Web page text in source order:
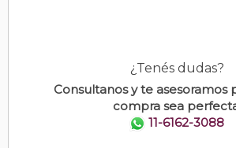
¿Tenés dudas?
Consultanos y te asesoramos
compra sea
11-6162-3088